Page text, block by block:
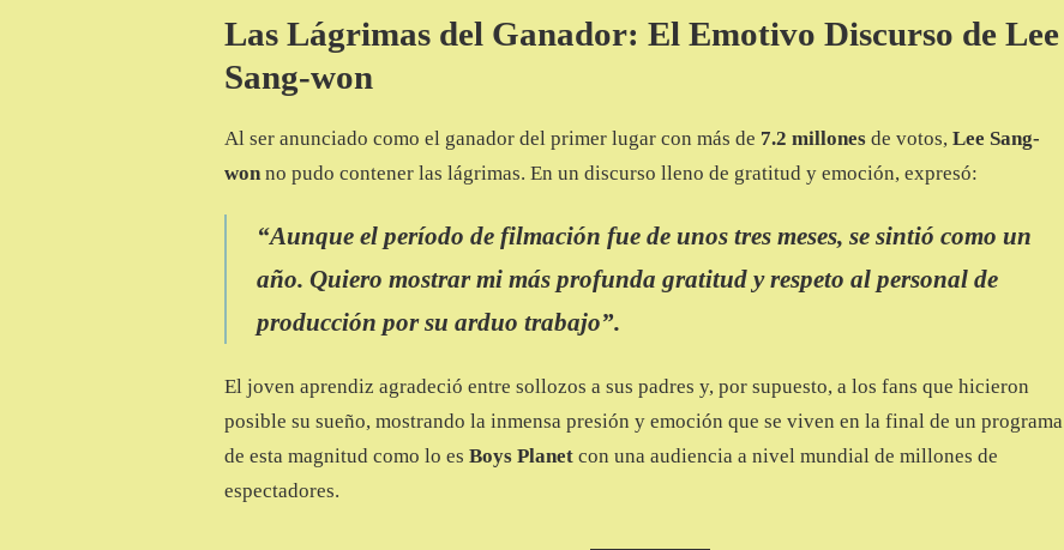
Las Lágrimas del Ganador: El Emotivo Discurso de Lee
Sang-won
Al ser anunciado como el ganador del primer lugar con más de 7.2 millones de votos, Lee Sang-
won no pudo contener las lágrimas. En un discurso lleno de gratitud y emoción, expresó:
“Aunque el período de filmación fue de unos tres meses, se sintió como un
año. Quiero mostrar mi más profunda gratitud y respeto al personal de
producción por su arduo trabajo”.
El joven aprendiz agradeció entre sollozos a sus padres y, por supuesto, a los fans que hicieron
posible su sueño, mostrando la inmensa presión y emoción que se viven en la final de un programa
de esta magnitud como lo es Boys Planet con una audiencia a nivel mundial de millones de
espectadores.